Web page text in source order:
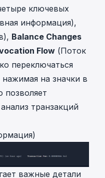
ключевых
информация),
Balance Changes
Flow (Поток
переключаться
на значки в
позволяет
транзакций
важные детали